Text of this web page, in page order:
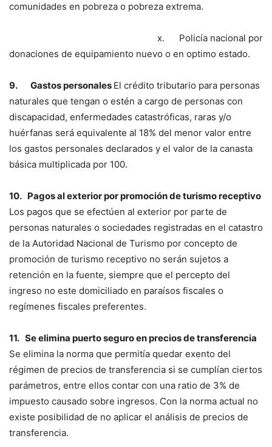
comunidades en pobreza o pobreza extrema.
x. Policía nacional por
donaciones de equipamiento nuevo o en optimo estado.
9. Gastos personales El crédito tributario para personas
naturales que tengan o estén a cargo de personas con
discapacidad, enfermedades catastróficas, raras y/o
huérfanas será equivalente al 18% del menor valor entre
los gastos personales declarados y el valor de la canasta
básica multiplicada por 100.
10. Pagos al exterior por promoción de turismo receptivo
Los pagos que se efectúen al exterior por parte de
personas naturales o sociedades registradas en el catastro
de la Autoridad Nacional de Turismo por concepto de
promoción de turismo receptivo no serán sujetos a
retención en la fuente, siempre que el percepto del
ingreso no este domiciliado en paraísos fiscales o
regímenes fiscales preferentes.
11. Se elimina puerto seguro en precios de transferencia
Se elimina la norma que permitía quedar exento del
régimen de precios de transferencia si se cumplían ciertos
parámetros, entre ellos contar con una ratio de 3% de
impuesto causado sobre ingresos. Con la norma actual no
existe posibilidad de no aplicar el análisis de precios de
transferencia.